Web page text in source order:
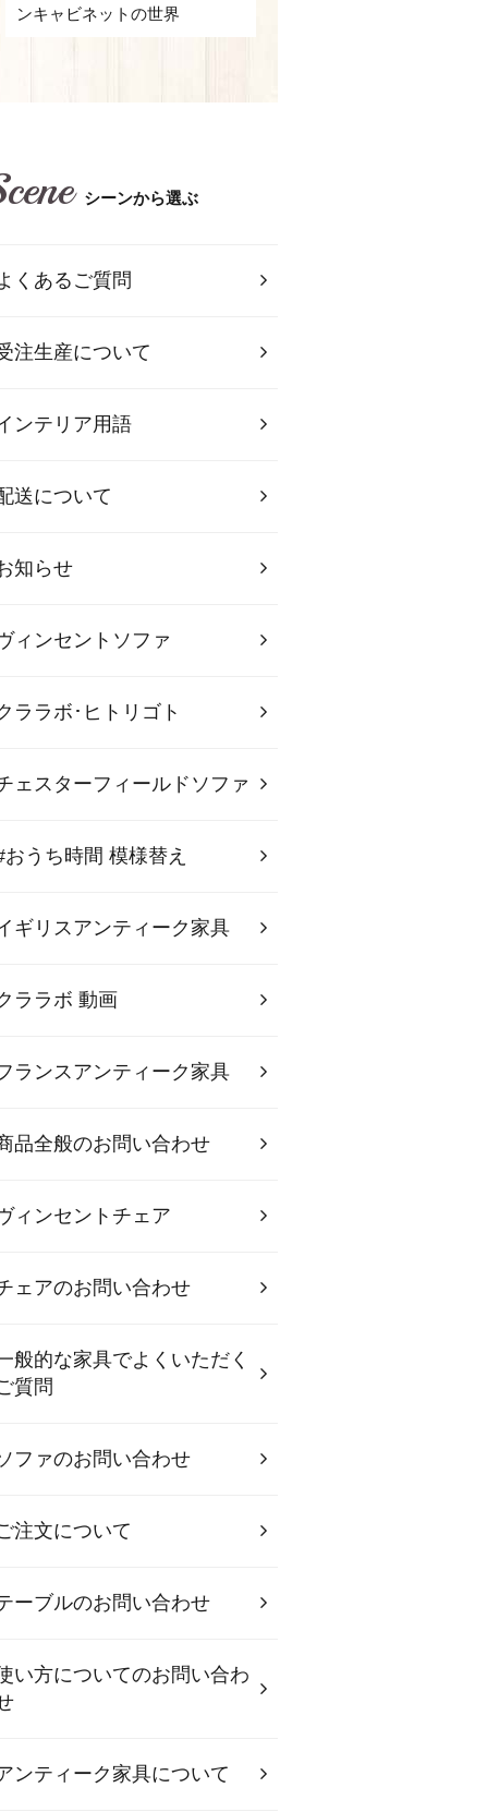
ンキャビネットの世界
シーンから選ぶ
くあるご質問
注生産について
ンテリア用語
送について
知らせ
ィンセントソファ
ララボ･ヒトリゴト
ェスターフィールドソファ
おうち時間 模様替え
ギリスアンティーク家具
ララボ 動画
ランスアンティーク家具
品全般のお問い合わせ
ィンセントチェア
ェアのお問い合わせ
般的な家具でよくいただく
質問
ファのお問い合わせ
注文について
ーブルのお問い合わせ
い方についてのお問い合わ
ンティーク家具について